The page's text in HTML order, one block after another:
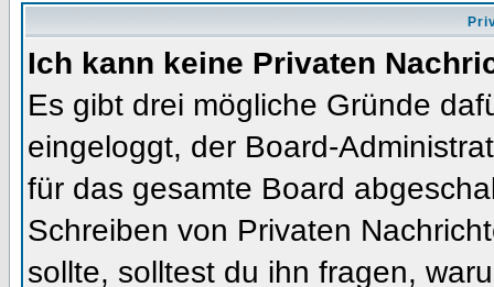
Ich kann keine Privaten
Es gibt drei mögliche Gründe
eingeloggt, der Board-
für das gesamte Board
Schreiben von Privaten
sollte, solltest du ihn fragen,